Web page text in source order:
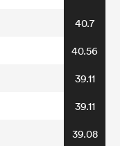
40.7
40.56
39.11
39.11
39.08